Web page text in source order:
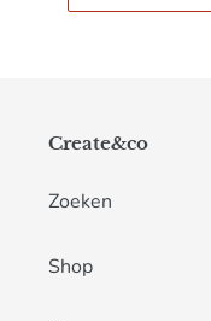
Create&co
Zoeken
Shop